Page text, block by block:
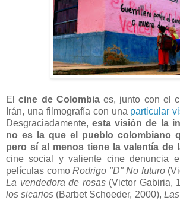
Elcine de Colombiaes, junto con el
Irán, una filmografía con una particular
Desgraciadamente,esta visión de la
no es la que el pueblo colombiano
pero sí al menos tiene la valentía de
cine social y valiente cine denuncia
películas como Rodrigo "D" No futuro
La vendedora de rosas(Victor Gabiria,
los sicarios (Barbet Schoeder, 2000),